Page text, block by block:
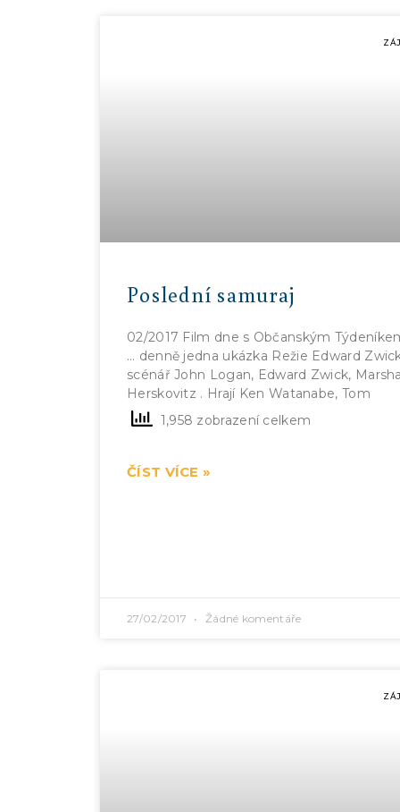
Poslední samuraj
02/2017 Film dne s Občanským
… denně jedna ukázka Režie Edward
scénář John Logan, Edward Zwick,
Herskovitz . Hrají Ken Watanabe, Tom
1,958 zobrazení celkem
ČÍST VÍCE »
27/02/2017 Žádné komentáře